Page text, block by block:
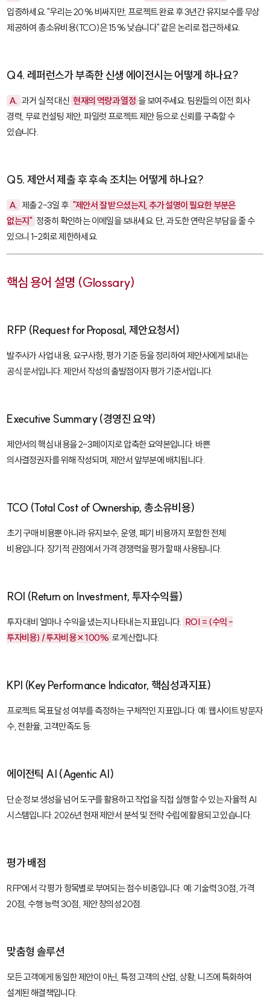
입증하세요. "우리는 20% 비싸지만, 프로젝트 완료 후 3년간 유지보수를 무상
제공하여 총소유비용(TCO)은 15% 낮습니다" 같은 논리로 접근하세요.
Q4. 레퍼런스가 부족한 신생 에이전시는 어떻게 하나요?
A. 과거 실적 대신 현재의 역량과 열정 을 보여주세요. 팀원들의 이전 회사
경력, 무료 컨설팅 제안, 파일럿 프로젝트 제안 등으로 신뢰를 구축할 수
있습니다.
Q5. 제안서 제출 후 후속 조치는 어떻게 하나요?
A. 제출 2-3일 후 "제안서 잘 받으셨는지, 추가 설명이 필요한 부분은
없는지" 정중히 확인하는 이메일을 보내세요. 단, 과도한 연락은 부담을 줄 수
있으니 1-2회로 제한하세요.
핵심 용어 설명 (Glossary)
RFP (Request for Proposal, 제안요청서)
발주사가 사업 내용, 요구사항, 평가 기준 등을 정리하여 제안사에게 보내는
공식 문서입니다. 제안서 작성의 출발점이자 평가 기준서입니다.
Executive Summary (경영진 요약)
제안서의 핵심 내용을 2-3페이지로 압축한 요약본입니다. 바쁜
의사결정권자를 위해 작성되며, 제안서 앞부분에 배치됩니다.
TCO (Total Cost of Ownership, 총소유비용)
초기 구매 비용뿐 아니라 유지보수, 운영, 폐기 비용까지 포함한 전체
비용입니다. 장기적 관점에서 가격 경쟁력을 평가할 때 사용됩니다.
ROI (Return on Investment, 투자수익률)
투자 대비 얼마나 수익을 냈는지 나타내는 지표입니다. ROI = (수익 -
투자비용) / 투자비용 × 100% 로 계산합니다.
KPI (Key Performance Indicator, 핵심성과지표)
프로젝트 목표 달성 여부를 측정하는 구체적인 지표입니다. 예: 웹사이트 방문자
수, 전환율, 고객만족도 등.
에이전틱 AI (Agentic AI)
단순 정보 생성을 넘어 도구를 활용하고 작업을 직접 실행할 수 있는 자율적 AI
시스템입니다. 2026년 현재 제안서 분석 및 전략 수립에 활용되고 있습니다.
평가 배점
RFP에서 각 평가 항목별로 부여되는 점수 비중입니다. 예: 기술력 30점, 가격
20점, 수행 능력 30점, 제안 창의성 20점.
맞춤형 솔루션
모든 고객에게 동일한 제안이 아닌, 특정 고객의 산업, 상황, 니즈에 특화하여
설계된 해결책입니다.